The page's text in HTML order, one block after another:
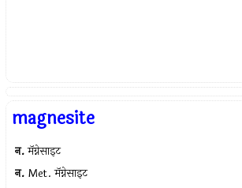
magnesite
न. मॅग्नेसाइट
न. Met. मॅग्नेसाइट